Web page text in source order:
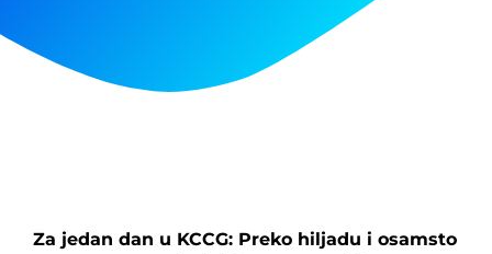
Za jedan dan u KCCG: Preko hiljadu i osamsto